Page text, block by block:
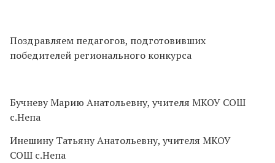
Поздравляем педагогов, подготовивших
победителей регионального конкурса
Бучневу Марию Анатольевну, учителя МКОУ СОШ
с.Непа
Инешину Татьяну Анатольевну, учителя МКОУ
СОШ с.Непа